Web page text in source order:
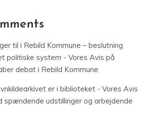
til i Rebild Kommune – beslutning
politiske system - Vores Avis på
debat i Rebild Kommune
er i biblioteket - Vores Avis
spændende udstillinger og arbejdende